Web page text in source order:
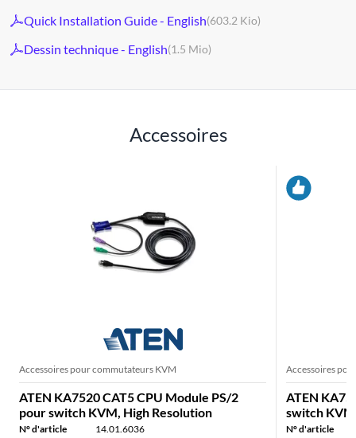
Quick Installation Guide - English(603.2 Kio)
Dessin technique - English(1.5 Mio)
Accessoires
Accessoires pour commutateurs KVM
ATEN KA7520 CAT5 CPU Module PS/2
pour switch KVM, High Resolution
N° d'article
14.01.6036
Accessoires
ATEN
switch
N° d'article